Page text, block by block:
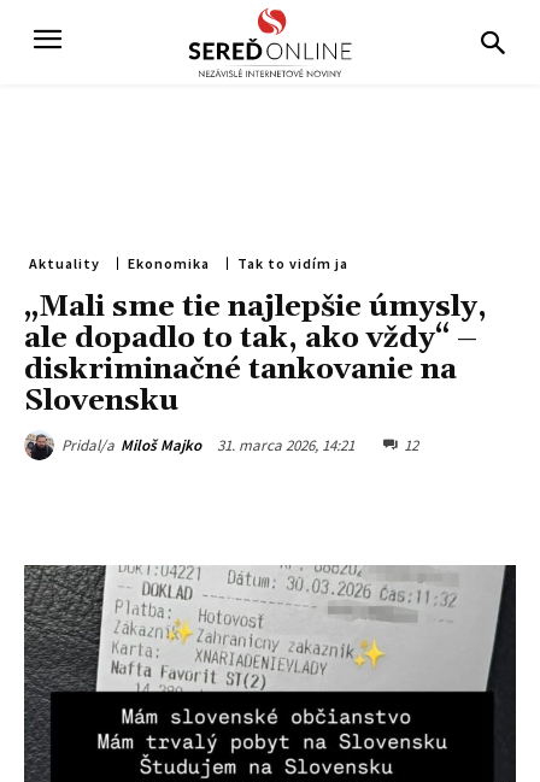
Aktuality Ekonomika Tak to vidím ja
„Mali sme tie najlepšie úmysly,
ale dopadlo to tak, ako vždy“ –
diskriminačné tankovanie na
Slovensku
Pridal/a Miloš Majko 31. marca 2026, 14:21 12